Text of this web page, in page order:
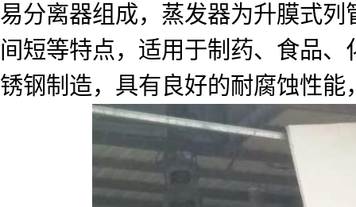
易分离器组成，蒸发器为升膜式
间短等特点，适用于制药、食品
锈钢制造，具有良好的耐腐蚀性